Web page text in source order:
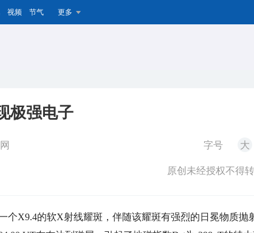
视频 节气 更多
极强电子
字号 大
原创未经授权不得
个X9.4的软X射线耀斑，伴随该耀斑有强烈的日冕物质抛